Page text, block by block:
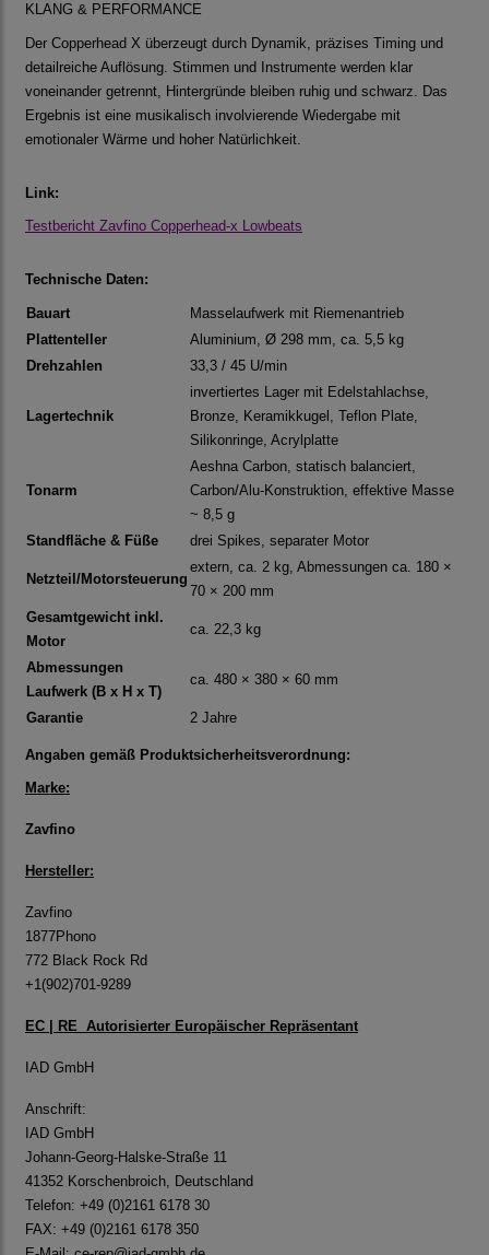
KLANG & PERFORMANCE
Der Copperhead X überzeugt durch Dynamik, präzises Timing und
detailreiche Auflösung. Stimmen und Instrumente werden klar
voneinander getrennt, Hintergründe bleiben ruhig und schwarz. Das
Ergebnis ist eine musikalisch involvierende Wiedergabe mit
emotionaler Wärme und hoher Natürlichkeit.
Link:
Testbericht Zavfino Copperhead-x Lowbeats
Technische Daten:
Bauart
Masselaufwerk mit Riemenantrieb
Plattenteller
Aluminium, Ø 298 mm, ca. 5,5 kg
Drehzahlen
33,3 / 45 U/min
Lagertechnik
invertiertes Lager mit Edelstahlachse,
Bronze, Keramikkugel, Teflon Plate,
Silikonringe, Acrylplatte
Tonarm
Aeshna Carbon, statisch balanciert,
Carbon/Alu-Konstruktion, effektive Masse
~ 8,5 g
Standfläche & Füße
drei Spikes, separater Motor
Netzteil/Motorsteuerung
extern, ca. 2 kg, Abmessungen ca. 180 ×
70 × 200 mm
Gesamtgewicht inkl.
Motor
ca. 22,3 kg
Abmessungen
Laufwerk (B x H x T)
ca. 480 × 380 × 60 mm
Garantie 2 Jahre
Angaben gemäß Produktsicherheitsverordnung:
Marke:
Zavfino
Hersteller:
Zavfino
1877Phono
772 Black Rock Rd
+1(902)701-9289
EC | RE Autorisierter Europäischer Repräsentant
IAD GmbH
Anschrift:
IAD GmbH
Johann-Georg-Halske-Straße 11
41352 Korschenbroich, Deutschland
Telefon: +49 (0)2161 6178 30
FAX: +49 (0)2161 6178 350